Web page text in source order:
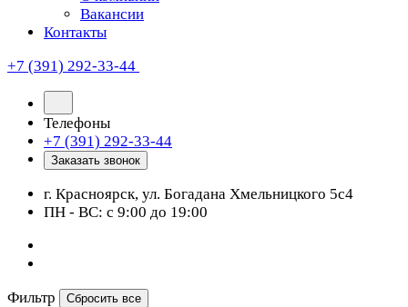
Вакансии
Контакты
+7 (391) 292-33-44
Телефоны
+7 (391) 292-33-44
Заказать звонок
г. Красноярск, ул. Богадана Хмельницкого 5с4
ПН - ВС: с 9:00 до 19:00
Фильтр Сбросить все